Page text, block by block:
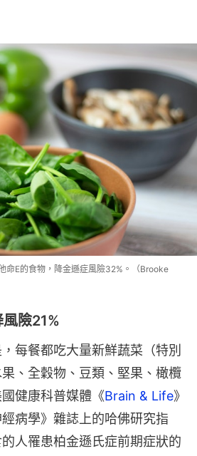
命E的食物，降金遜症風險32%。（Brooke
險21%
每餐都吃大量新鮮蔬菜（特別
、全穀物、豆類、堅果、橄欖
健康科普媒體《Brain & Life》
病學》雜誌上的哈佛研究指
人罹患柏金遜氏症前期症狀的